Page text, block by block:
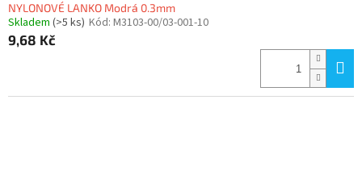
NYLONOVÉ LANKO Modrá 0.3mm
Skladem (>5 ks) Kód: M3103-00/03-001-10
9,68 Kč